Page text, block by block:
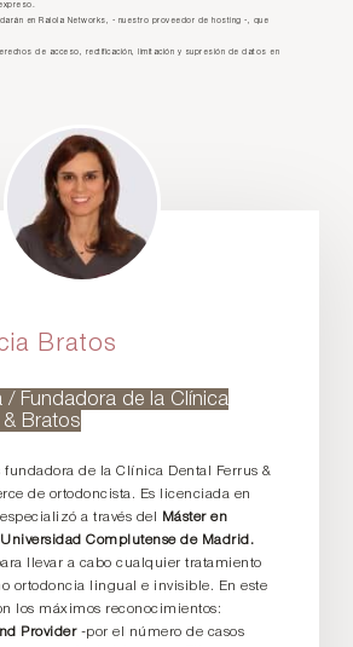
en Raiola Networks, - nuestro proveedor de hosting -, que
de acceso, rectificación, limitación y supresión de datos en
Bratos
/ Fundadora de la Clínica
& Bratos
fundadora de la Clínica Dental Ferrus &
de ortodoncista. Es licenciada en
a través del
Máster en
Complutense de Madrid.
llevar a cabo cualquier tratamiento
ortodoncia lingual e invisible. En este
los máximos reconocimientos:
Provider-por el número de casos